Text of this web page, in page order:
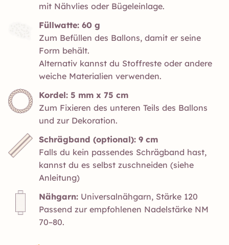
mit Nähvlies oder Bügeleinlage.
Füllwatte: 60 g
Zum Befüllen des Ballons, damit er seine
Form behält.
Alternativ kannst du Stoffreste oder andere
weiche Materialien verwenden.
Kordel: 5 mm x 75 cm
Zum Fixieren des unteren Teils des Ballons
und zur Dekoration.
Schrägband (optional): 9 cm
Falls du kein passendes Schrägband hast,
kannst du es selbst zuschneiden (siehe
Anleitung)
Nähgarn: Universalnähgarn, Stärke 120
Passend zur empfohlenen Nadelstärke NM
70–80.